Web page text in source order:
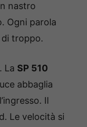
nastro
Ogni parola
troppo.
La SP 510
abbaglia
Il
Le velocità si